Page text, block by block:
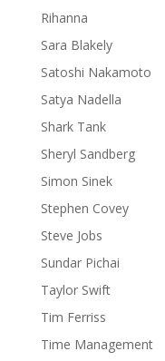
Rihanna
Sara Blakely
Satoshi Nakamoto
Satya Nadella
Shark Tank
Sheryl Sandberg
Simon Sinek
Stephen Covey
Steve Jobs
Sundar Pichai
Taylor Swift
Tim Ferriss
Time Management